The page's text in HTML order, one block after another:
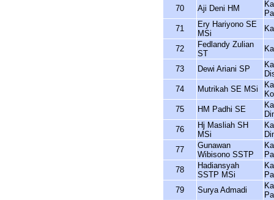
70 Aji Deni HM
71
Ery Hariyono SE
MSi
72
Fedlandy Zulian
ST
73 Dewi Ariani SP
74
Mutrikah SE MSi
75
HM Padhi SE
76
Hj Masliah SH
MSi
77
Gunawan
Wibisono SSTP
78
Hadiansyah
SSTP MSi
79
Surya Admadi